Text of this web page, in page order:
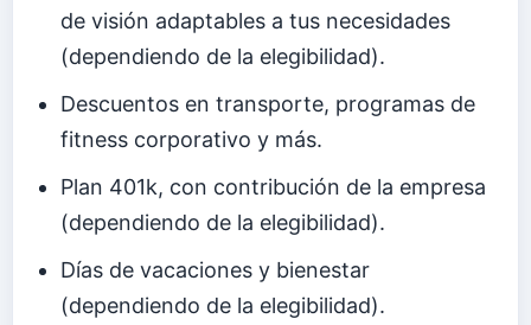
de visión adaptables a tus necesidades
(dependiendo de la elegibilidad).
Descuentos en transporte, programas de
fitness corporativo y más.
Plan 401k, con contribución de la empresa
(dependiendo de la elegibilidad).
Días de vacaciones y bienestar
(dependiendo de la elegibilidad).